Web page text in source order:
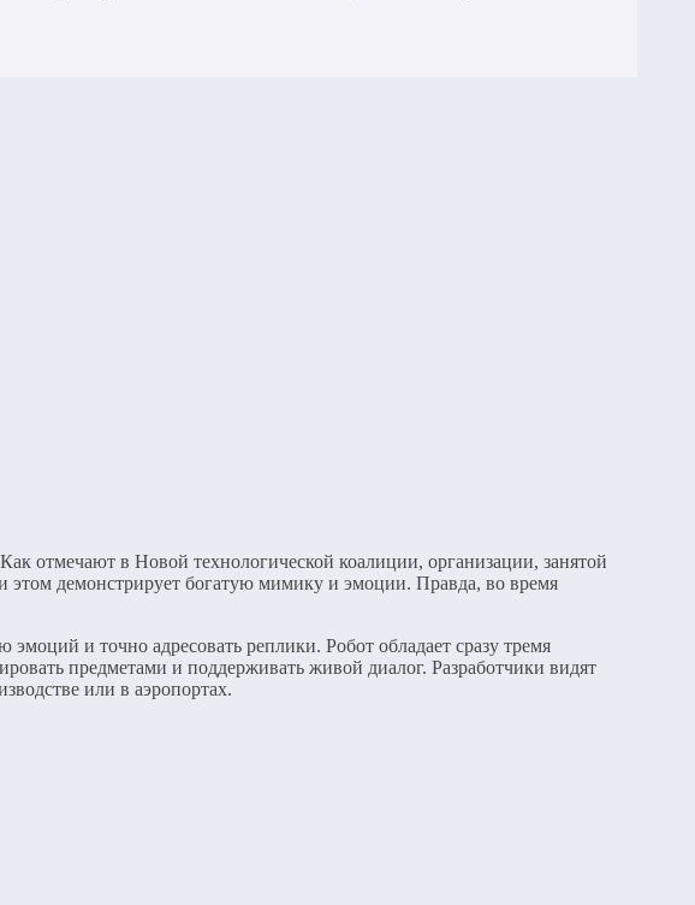
отмечают в Новой технологической коалиции, организации, занятой
этом демонстрирует богатую мимику и эмоции. Правда, во время
и точно адресовать реплики. Робот обладает сразу тремя
предметами и поддерживать живой диалог. Разработчики видят
или в аэропортах.